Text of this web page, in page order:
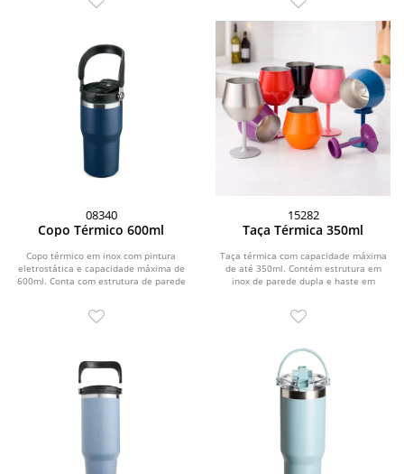
08340
Copo Térmico 600ml
Copo térmico em inox com pintura
eletrostática e capacidade máxima de
600ml. Conta com estrutura de parede
15282
Taça Térmica 350ml
Taça térmica com capacidade máxima
de até 350ml. Contém estrutura em
inox de parede dupla e haste em